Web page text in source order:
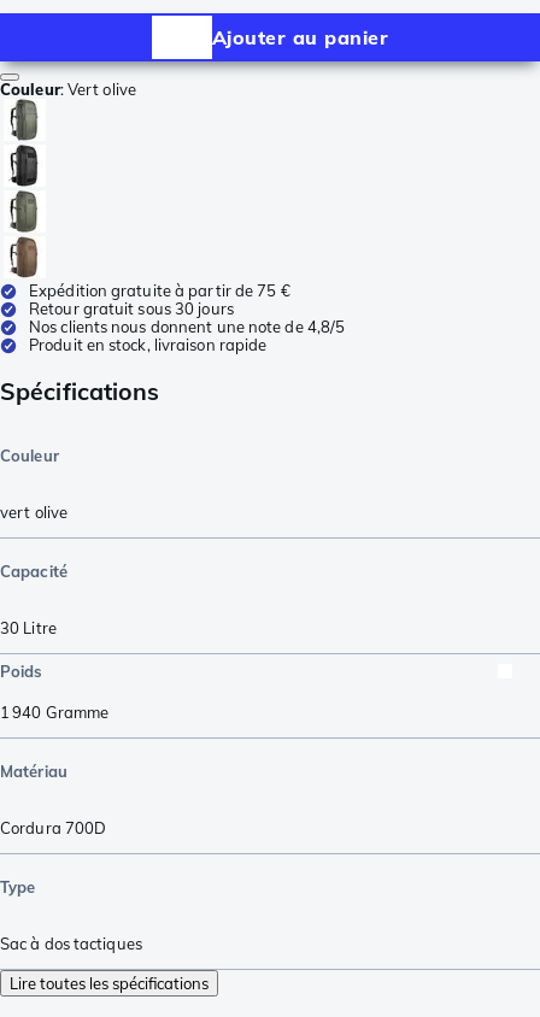
Ajouter au panier
Couleur:Vert olive
Expédition gratuite à partir de 75 €
Retour gratuit sous 30 jours
Nos clients nous donnent une note de 4,8/5
Produit en stock, livraison rapide
Spécifications
Couleur
vert olive
Capacité
30 Litre
Poids
1 940 Gramme
Matériau
Cordura 700D
Type
Sac à dos tactiques
Lire toutes les spécifications